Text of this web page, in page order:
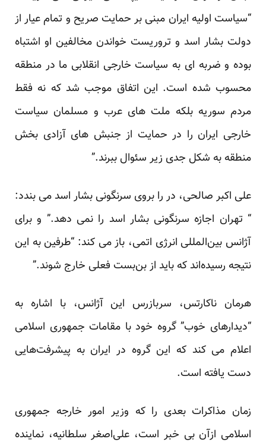
“سیاست اولیه ایران مبنی بر حمایت صریح و تمام عیار از
دولت بشار اسد و تروریست خواندن مخالفین او اشتباه
بوده و ضربه ای به سیاست خارجی انقلابی ما در منطقه
محسوب شده است. این اتفاق موجب شد که نه فقط
مردم سوریه بلکه ملت های عرب و مسلمان سیاست
خارجی ایران را در حمایت از جنبش های آزادی بخش
منطقه به شکل جدی زیر سئوال ببرند.”
علی اکبر صالحی، در را بروی سرنگونی بشار اسد می بندد:
“ تهران اجازه سرنگونی بشار اسد را نمی دهد.” و برای
آژانس بین‌المللی انرژی اتمی، باز می کند: “طرفین به این
نتیجه رسیده‌اند که باید از بن‌بست فعلی خارج شوند.”
هرمان ناکارتس، سربازرس این آژانس، با اشاره به
“دیدارهای خوب” گروه خود با مقامات جمهوری اسلامی
اعلام می کند که این گروه در ایران به پیشرفت‌هایی
دست یافته است.
زمان مذاکرات بعدی را که وزیر امور خارجه جمهوری
اسلامی ازآن بی خبر است، علی‌اصغر سلطانیه، نماینده